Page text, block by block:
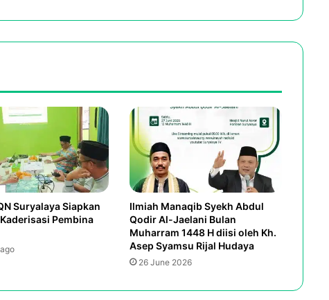
Suryalaya Siapkan
Pembina
Ilmiah Manaqib Syekh Abdul
Qodir Al-Jaelani Bulan
Muharram 1448 H diisi oleh Kh.
Asep Syamsu Rijal Hudaya
26 June 2026